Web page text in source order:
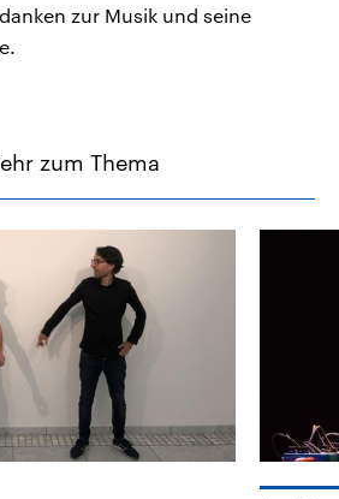
zur Musik und seine
zum Thema